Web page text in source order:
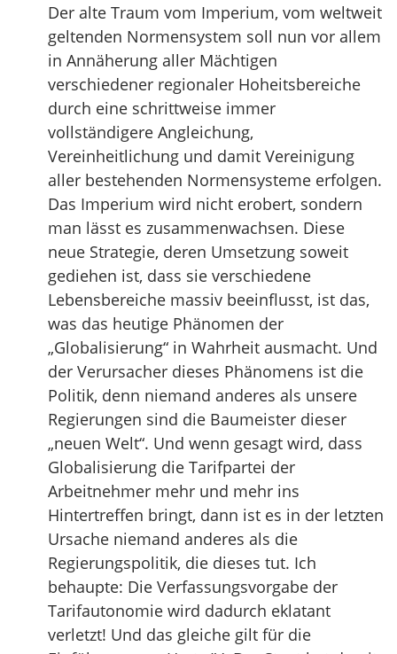
Der alte Traum vom Imperium, vom weltweit
geltenden Normensystem soll nun vor allem
in Annäherung aller Mächtigen
verschiedener regionaler Hoheitsbereiche
durch eine schrittweise immer
vollständigere Angleichung,
Vereinheitlichung und damit Vereinigung
aller bestehenden Normensysteme erfolgen.
Das Imperium wird nicht erobert, sondern
man lässt es zusammenwachsen. Diese
neue Strategie, deren Umsetzung soweit
gediehen ist, dass sie verschiedene
Lebensbereiche massiv beeinflusst, ist das,
was das heutige Phänomen der
„Globalisierung“ in Wahrheit ausmacht. Und
der Verursacher dieses Phänomens ist die
Politik, denn niemand anderes als unsere
Regierungen sind die Baumeister dieser
„neuen Welt“. Und wenn gesagt wird, dass
Globalisierung die Tarifpartei der
Arbeitnehmer mehr und mehr ins
Hintertreffen bringt, dann ist es in der letzten
Ursache niemand anderes als die
Regierungspolitik, die dieses tut. Ich
behaupte: Die Verfassungsvorgabe der
Tarifautonomie wird dadurch eklatant
verletzt! Und das gleiche gilt für die